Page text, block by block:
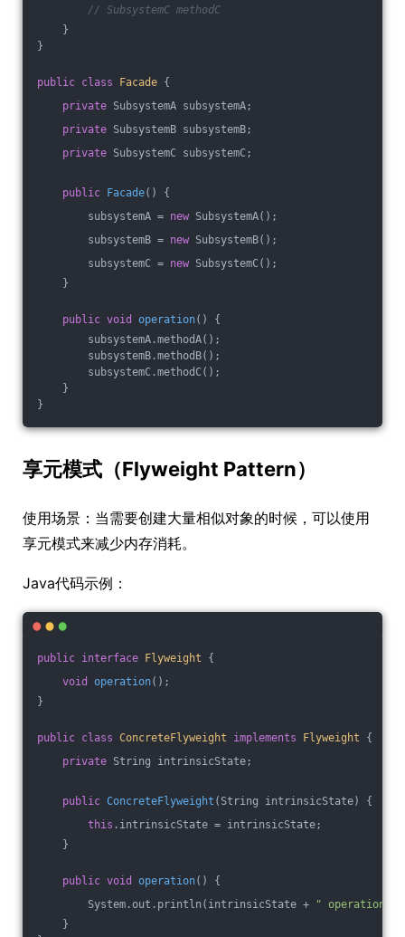
// SubsystemC methodC
}
}
public class Facade {
private SubsystemA subsystemA;
private SubsystemB subsystemB;
private SubsystemC subsystemC;
public Facade()
{
subsystemA = new SubsystemA();
subsystemB = new SubsystemB();
subsystemC = new SubsystemC();
}
public void operation()
{
subsystemA.methodA();
subsystemB.methodB();
subsystemC.methodC();
}
}
享元模式（Flyweight Pattern）
使用场景：当需要创建大量相似对象的时候，可以使用
享元模式来减少内存消耗。
Java代码示例：
public interface Flyweight
{
void
operation() ;
}
public class ConcreteFlyweight implements Flyweight
{
private String intrinsicState;
public ConcreteFlyweight (String intrinsicState)
{
this .intrinsicState = intrinsicState;
}
public void operation()
{
System.out.println(intrinsicState +
" operation"
}